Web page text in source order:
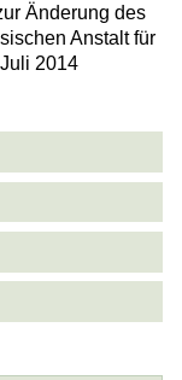
Änderung des
Anstalt für
2014